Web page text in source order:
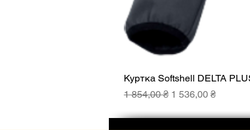
Куртка Softshell DELTA
Звичайна ціна
1 854,00 ₴ За розпродажем
1 536,00 ₴